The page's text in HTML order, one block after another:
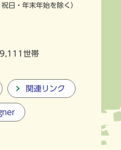
祝日・年末年始を除く）
世帯
関連リンク